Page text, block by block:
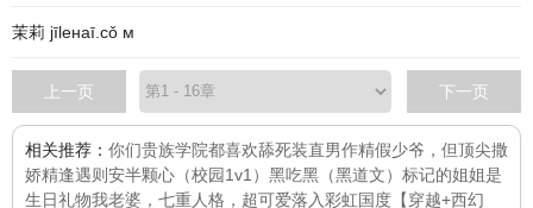
茉莉 jīleнaī.cǒ м
上一页 下一页
相关推荐： 你们贵族学院都喜欢舔死装直男作精假少爷，但顶尖撒
娇精逢遇则安半颗心（校园1v1） 黑吃黑（黑道文） 标记的姐姐是
生日礼物我老婆，七重人格，超可爱落入彩虹国度【穿越+西幻